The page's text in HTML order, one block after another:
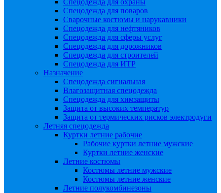
Спецодежда для охраны
Спецодежда для поваров
Сварочные костюмы и нарукавники
Спецодежда для нефтяников
Спецодежда для сферы услуг
Спецодежда для дорожников
Спецодежда для строителей
Спецодежда для ИТР
Назначение
Спецодежда сигнальная
Влагозащитная спецодежда
Спецодежда для химзащиты
Защита от высоких температур
Защита от термических рисков электродуги
Летняя спецодежда
Куртки летние рабочие
Рабочие куртки летние мужские
Куртки летние женские
Летние костюмы
Костюмы летние мужские
Костюмы летние женские
Летние полукомбинезоны